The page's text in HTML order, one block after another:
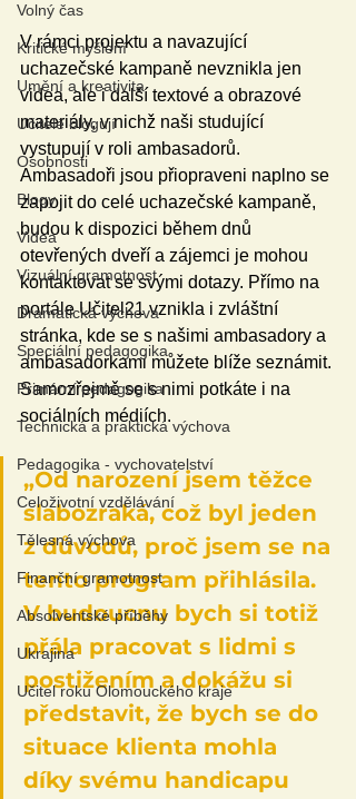
Volný čas
Kritické myšlení
Umění a kreativita
Učitelé blogují
Osobnosti
Blogy
Videa
Vizuální gramotnost
Dramatická výchova
Speciální pedagogika
Primární pedagogika
Technická a praktická výchova
Pedagogika - vychovatelství
Celoživotní vzdělávání
Tělesná výchova
Finanční gramotnost
Absolventské příběhy
Ukrajina
Učitel roku Olomouckého kraje
V rámci projektu a navazující
uchazečské kampaně nevznikla jen
videa, ale i další textové a obrazové
materiály, v nichž naši studující
vystupují v roli ambasadorů.
Ambasadoři jsou přiopraveni naplno se
zapojit do celé uchazečské kampaně,
budou k dispozici během dnů
otevřených dveří a zájemci je mohou
kontaktovat se svými dotazy. Přímo na
portále Učitel21 vznikla i zvláštní
stránka, kde se s našimi ambasadory a
ambasadorkami můžete blíže seznámit.
Samozřejmě se s nimi potkáte i na
sociálních médiích.
„Od narození jsem těžce
slabozraká, což byl jeden
z důvodů, proč jsem se na
tento program přihlásila.
V budoucnu bych si totiž
přála pracovat s lidmi s
postižením a dokážu si
představit, že bych se do
situace klienta mohla
díky svému handicapu